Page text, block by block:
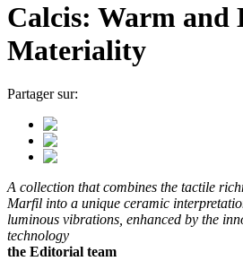
Calcis: Warm and
Materiality
Partager sur:
A collection that combines the tactile
Marfil into a unique ceramic
luminous vibrations, enhanced by the
technology
the Editorial team